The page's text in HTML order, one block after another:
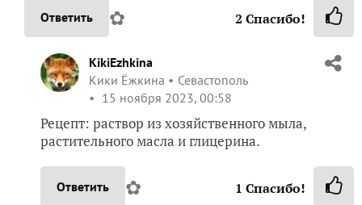
Ответить ✿ 2 Спасибо!
KikiEzhkina
Кики Ёжкина
Севастополь
15 ноября 2023, 00:58
Рецепт: раствор из хозяйственного мыла,
растительного масла и глицерина.
Ответить ✿ 1 Спасибо!